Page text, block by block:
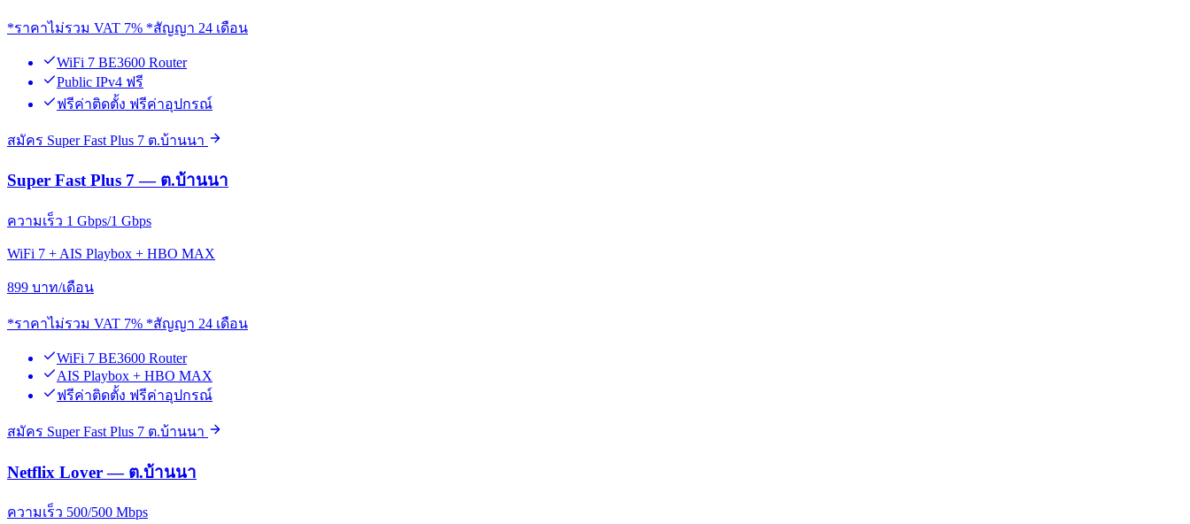
*ราคาไม่รวม VAT 7% *สัญญา 24 เดือน
WiFi 7 BE3600 Router
Public IPv4 ฟรี
ฟรีค่าติดตั้ง ฟรีค่าอุปกรณ์
สมัคร Super Fast Plus 7 ต.บ้านนา
Super Fast Plus 7 — ต.บ้านนา
ความเร็ว 1 Gbps/1 Gbps
WiFi 7 + AIS Playbox + HBO MAX
899 บาท/เดือน
*ราคาไม่รวม VAT 7% *สัญญา 24 เดือน
WiFi 7 BE3600 Router
AIS Playbox + HBO MAX
ฟรีค่าติดตั้ง ฟรีค่าอุปกรณ์
สมัคร Super Fast Plus 7 ต.บ้านนา
Netflix Lover — ต.บ้านนา
ความเร็ว 500/500 Mbps